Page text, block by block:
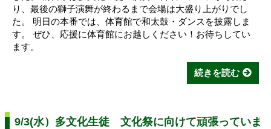
り、最後の獅子演舞が終わるまで会場は大盛り上がりでし
た。 明日の本番では、体育館で和太鼓・ダンスを披露しま
す。 ぜひ、応援に体育館にお越しください！お待ちしてい
ます。
続きを読む
9/3(水）多文化生徒 文化祭に向けて頑張っていま